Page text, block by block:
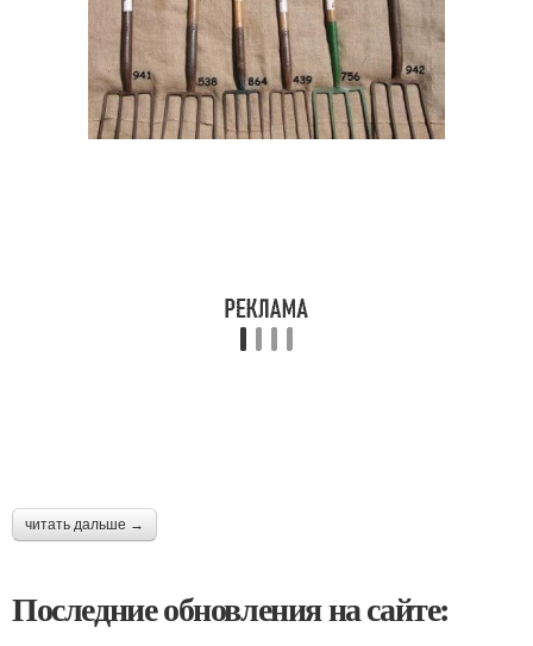
читать дальше →
Последние обновления на сайте: